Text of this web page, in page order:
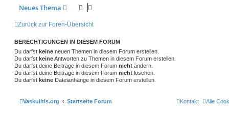
Neues Thema
Zurück zur Foren-Übersicht
BERECHTIGUNGEN IN DIESEM FORUM
Du darfst keine neuen Themen in diesem Forum erstellen.
Du darfst keineAntworten zu Themen in diesem Forum erstellen.
Du darfst deine Beiträge in diesem Forum nicht ändern.
Du darfst deine Beiträge in diesem Forum nicht löschen.
Du darfst keine Dateianhänge in diesem Forum erstellen.
Vaskulitis.org Startseite Forum Alle
Kontakt